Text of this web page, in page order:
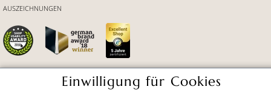
AUSZEICHNUNGEN
Einwilligung für Cookies